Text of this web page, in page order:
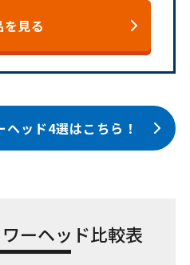
を見る
ッド4選はこちら！
ーヘッド比較表